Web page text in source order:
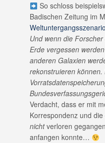
So schloss
Badischen Zeitung im
Weltuntergangsszenario
Und wenn die
Erde vergessen
anderen Galaxien
rekonstruieren
Verdacht, dass er mit
Korrespondenz und
nichtverloren
anfangen konnte…